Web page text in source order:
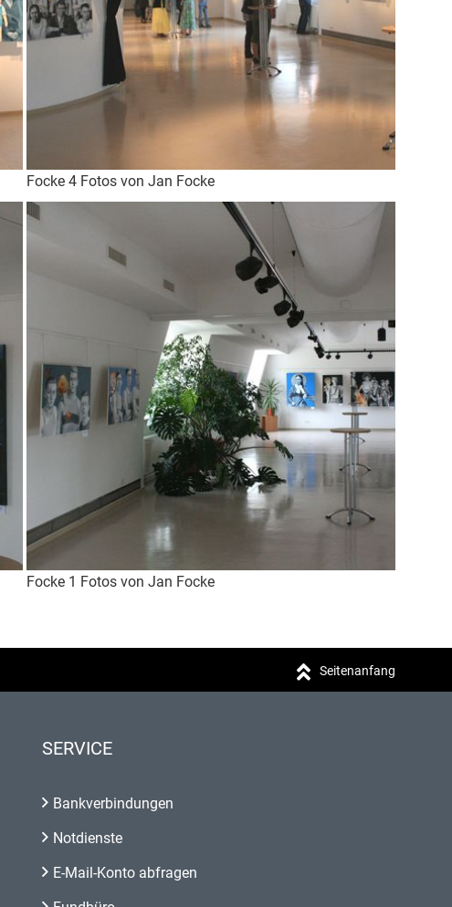
Focke 4 Fotos von Jan Focke
Focke 1 Fotos von Jan Focke
Seitenanfang
SERVICE
Bankverbindungen
Notdienste
E-Mail-Konto abfragen